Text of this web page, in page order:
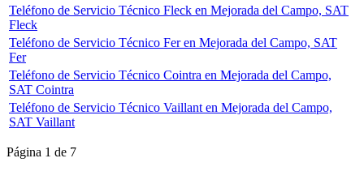
Teléfono de Servicio Técnico Fleck en Mejorada del Campo, SAT
Fleck
Teléfono de Servicio Técnico Fer en Mejorada del Campo, SAT
Fer
Teléfono de Servicio Técnico Cointra en Mejorada del Campo,
SAT Cointra
Teléfono de Servicio Técnico Vaillant en Mejorada del Campo,
SAT Vaillant
Página 1 de 7